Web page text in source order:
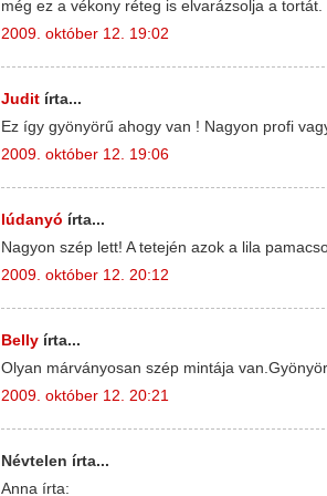
még ez a vékony réteg is elvarázsolja a tortát.
2009. október 12. 19:02
Judit írta...
Ez így gyönyörű ahogy van ! Nagyon profi
2009. október 12. 19:06
lúdanyó írta...
Nagyon szép lett! A tetején azok a lila
2009. október 12. 20:12
Belly írta...
Olyan márványosan szép mintája
2009. október 12. 20:21
Névtelen írta...
Anna írta: